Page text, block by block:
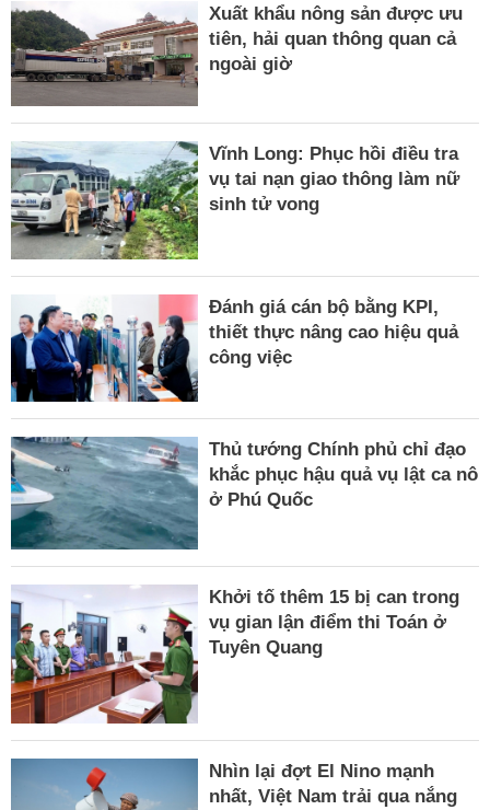
Xuất khẩu nông sản được ưu
tiên, hải quan thông quan cả
ngoài giờ
Vĩnh Long: Phục hồi điều tra
vụ tai nạn giao thông làm nữ
sinh tử vong
Đánh giá cán bộ bằng KPI,
thiết thực nâng cao hiệu quả
công việc
Thủ tướng Chính phủ chỉ đạo
khắc phục hậu quả vụ lật ca nô
ở Phú Quốc
Khởi tố thêm 15 bị can trong
vụ gian lận điểm thi Toán ở
Tuyên Quang
Nhìn lại đợt El Nino mạnh
nhất, Việt Nam trải qua nắng